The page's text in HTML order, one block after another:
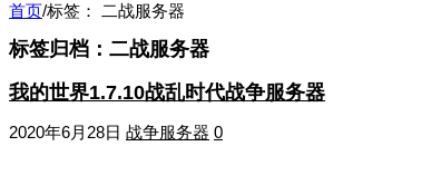
首页/标签： 二战服务器
标签归档： 二战服务器
我的世界1.7.10战乱时代战争服务器
2020年6月28日 战争服务器 0